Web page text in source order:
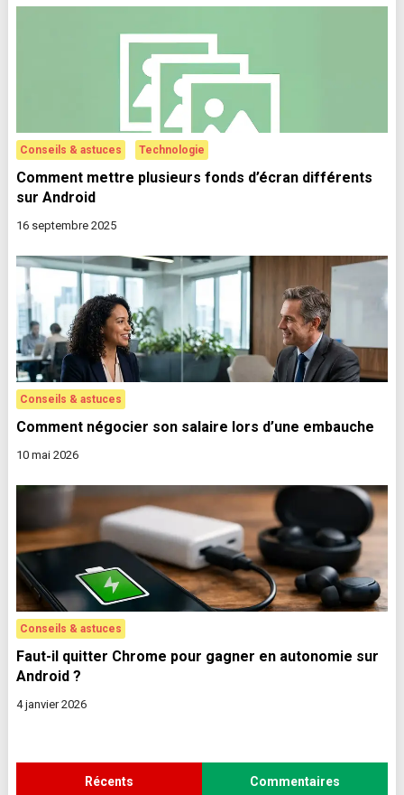
Conseils & astuces Technologie
Comment mettre plusieurs fonds d’écran différents
sur Android
16 septembre 2025
Conseils & astuces
Comment négocier son salaire lors d’une embauche
10 mai 2026
Conseils & astuces
Faut-il quitter Chrome pour gagner en autonomie sur
Android ?
4 janvier 2026
Récents Commentaires